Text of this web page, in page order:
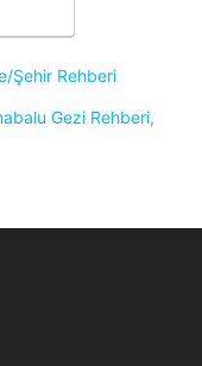
Şehir Rehberi
Gezi Rehberi,